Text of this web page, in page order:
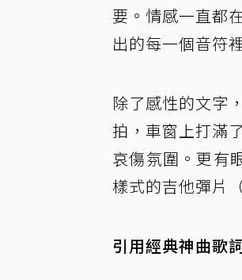
要。情感一直都
出的每一個音符
除了感性的文字
拍，車窗上打滿
哀傷氛圍。更有
樣式的吉他彈片
引用經典神曲歌